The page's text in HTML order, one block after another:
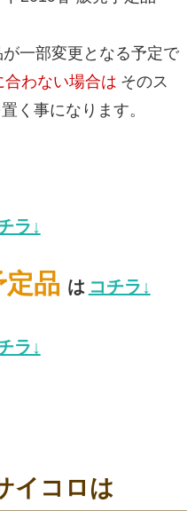
一部変更となる予定で
わない場合は そのス
く事になります。
ラ↓
品 は コチラ↓
ラ↓
イコロは